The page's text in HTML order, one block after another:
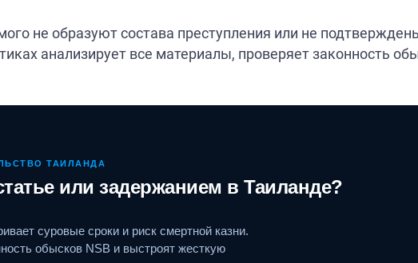
не образуют состава преступления или не
анализирует все материалы, проверяет законность
ТАИЛАНДА
или задержанием в Таиланде?
суровые сроки и риск смертной казни.
обысков NSB и выстроят жесткую